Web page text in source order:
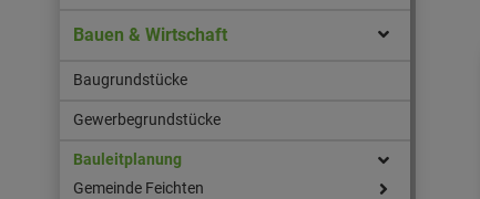
Bauen & Wirtschaft
Baugrundstücke
Gewerbegrundstücke
Bauleitplanung
Gemeinde Feichten